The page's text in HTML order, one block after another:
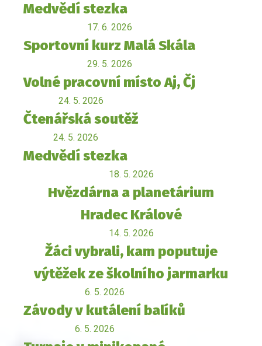
Medvědí stezka
17. 6. 2026
Sportovní kurz Malá Skála
29. 5. 2026
Volné pracovní místo Aj, Čj
24. 5. 2026
Čtenářská soutěž
24. 5. 2026
Medvědí stezka
18. 5. 2026
Hvězdárna a planetárium
Hradec Králové
14. 5. 2026
Žáci vybrali, kam poputuje
výtěžek ze školního jarmarku
6. 5. 2026
Závody v kutálení balíků
6. 5. 2026